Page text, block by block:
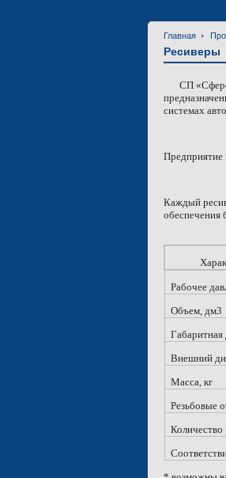
Главная
Ресиверы
СП
системах
Предприятие
Каждый
обеспечения
Рабочее
Объем, дм3
Внешний
Масса, кг
Резьбовые
Количество